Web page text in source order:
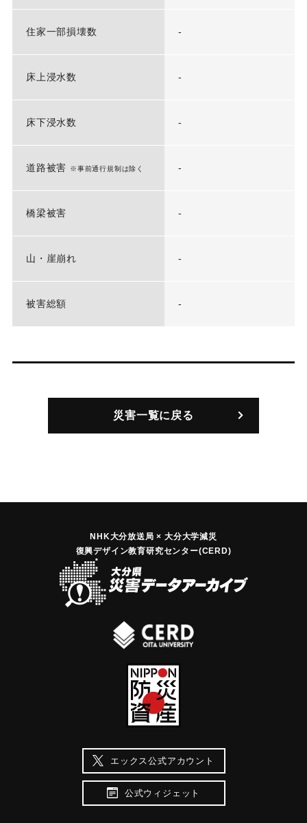
住家一部損壊数 -
床上浸水数 -
床下浸水数 -
道路被害 ※事前通行規制は除く -
橋梁被害 -
山・崖崩れ -
被害総額 -
災害一覧に戻る
NHK大分放送局 × 大分大学減災
復興デザイン教育研究センター(CERD)
エックス公式アカウント
公式ウィジェット